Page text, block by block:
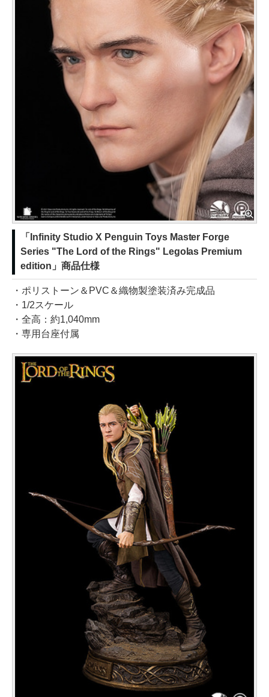
「Infinity Studio X Penguin Toys Master Forge
Series "The Lord of the Rings" Legolas Premium
edition」商品仕様
・ポリストーン＆PVC＆織物製塗装済み完成品
・1/2スケール
・全高：約1,040mm
・専用台座付属